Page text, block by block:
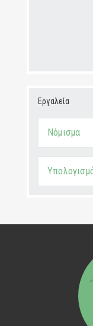
Εργαλεία
Νόμισμα